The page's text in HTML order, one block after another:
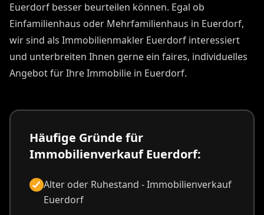
Euerdorf besser beurteilen können. Egal ob
Einfamilienhaus oder Mehrfamilienhaus in Euerdorf,
wir sind als Immobilienmakler Euerdorf interessiert
und unterbreiten Ihnen gerne ein faires, individuelles
Angebot für Ihre Immobilie in Euerdorf.
Häufige Gründe für
Immobilienverkauf Euerdorf:
Alter oder Ruhestand - Immobilienverkauf
Euerdorf